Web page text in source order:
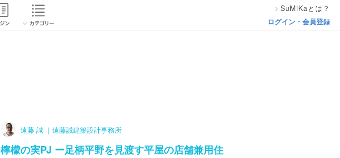
SuMiKaとは？
ログイン・会員登録
遠藤 誠 ｜遠藤誠建築設計事務所
檸檬の実PJ ー足柄平野を見渡す平屋の店舗兼用住